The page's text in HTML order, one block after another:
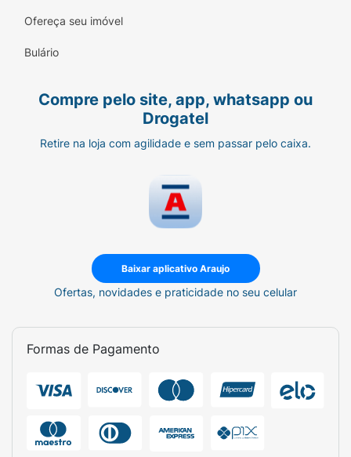
Ofereça seu imóvel
Bulário
Compre pelo site, app, whatsapp ou
Drogatel
Retire na loja com agilidade e sem passar pelo caixa.
Baixar aplicativo Araujo
Ofertas, novidades e praticidade no seu celular
Formas de Pagamento